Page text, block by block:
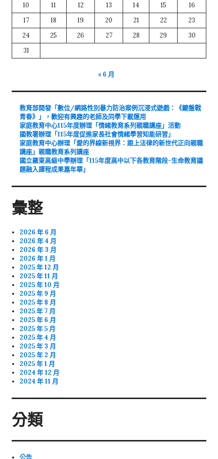
10
11 12 13 14 15
16
17
18 19 20 21 22
23
24
25 26 27 28 29
30
31
« 6 月
教育部開發「數位/網路性別暴力防治案例沉浸式遊戲：《鍵盤戰
青春》」，歡迎有興趣的老師及同學下載運用
家庭教育中心115年度辦理「情緒教育系列親職講座」活動
國教署辦理「115年度促進家長社會情緒學習知能研習」
家庭教育中心辦理「愛的界線新視界：跟上法律的新世代正向親職
講座」親職教育系列講座
國立羅東高級中學辦理「115年度高中以下各教育階段-生命教育議
題融入課程成果嘉年華」
彙整
2026 年 6 月
2026 年 4 月
2026 年 3 月
2026 年 1 月
2025 年 12 月
2025 年 11 月
2025 年 10 月
2025 年 9 月
2025 年 8 月
2025 年 7 月
2025 年 6 月
2025 年 5 月
2025 年 4 月
2025 年 3 月
2025 年 2 月
2025 年 1 月
2024 年 12 月
2024 年 11 月
分類
公告